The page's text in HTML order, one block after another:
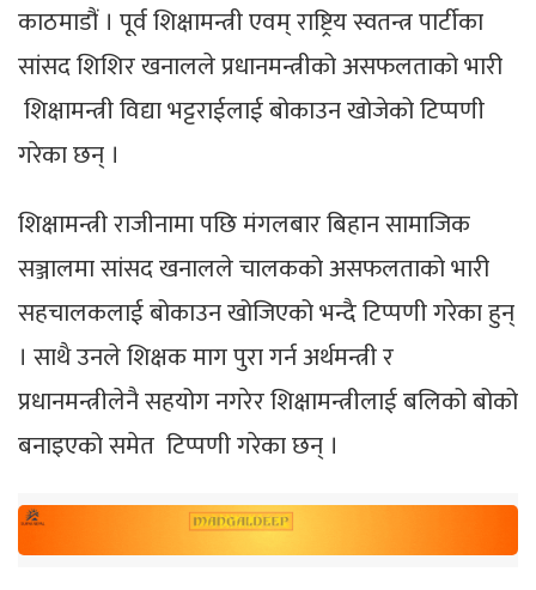
काठमाडौं । पूर्व शिक्षामन्त्री एवम् राष्ट्रिय स्वतन्त्र पार्टीका
सांसद शिशिर खनालले प्रधानमन्त्रीको असफलताको भारी
शिक्षामन्त्री विद्या भट्टराईलाई बोकाउन खोजेको टिप्पणी
गरेका छन् ।
शिक्षामन्त्री राजीनामा पछि मंगलबार बिहान सामाजिक
सञ्जालमा सांसद खनालले चालकको असफलताको भारी
सहचालकलाई बोकाउन खोजिएको भन्दै टिप्पणी गरेका हुन्
। साथै उनले शिक्षक माग पुरा गर्न अर्थमन्त्री र
प्रधानमन्त्रीलेनै सहयोग नगरेर शिक्षामन्त्रीलाई बलिको बोको
बनाइएको समेत टिप्पणी गरेका छन् ।